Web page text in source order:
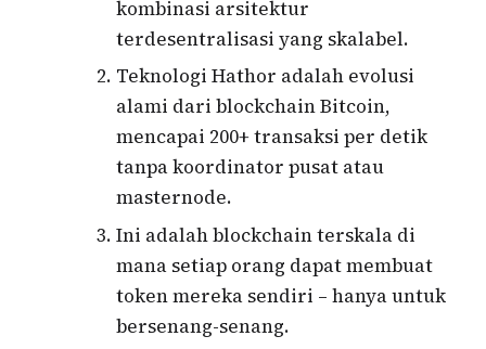
kombinasi arsitektur
terdesentralisasi yang skalabel.
Teknologi Hathor adalah evolusi
alami dari blockchain Bitcoin,
mencapai 200+ transaksi per detik
tanpa koordinator pusat atau
masternode.
Ini adalah blockchain terskala di
mana setiap orang dapat membuat
token mereka sendiri – hanya untuk
bersenang-senang.